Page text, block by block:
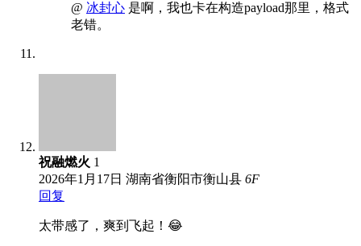
@ 冰封心 是啊，我也卡在构造payload那里，格式
老错。
祝融燃火 1
2026年1月17日 湖南省衡阳市衡山县 6F
回复
太带感了，爽到飞起！😂